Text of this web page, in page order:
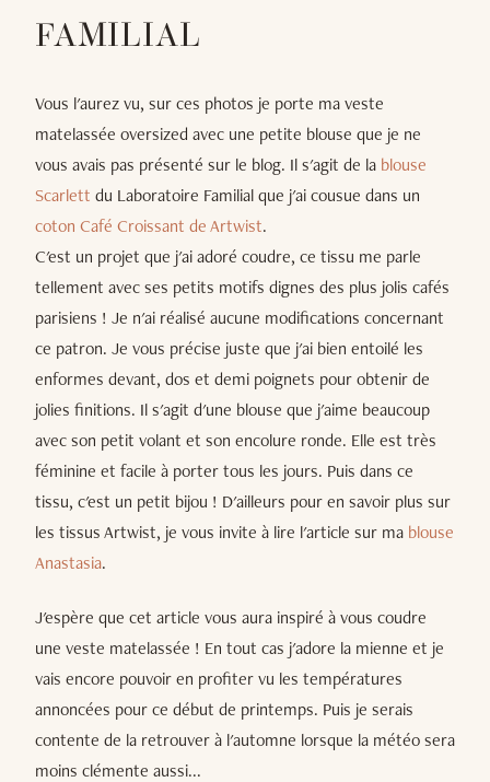
FAMILIAL
Vous l'aurez vu, sur ces photos je porte ma veste
matelassée oversized avec une petite blouse que je ne
vous avais pas présenté sur le blog. Il s'agit de la blouse
Scarlett du Laboratoire Familial que j'ai cousue dans un
coton Café Croissant de Artwist.
C'est un projet que j'ai adoré coudre, ce tissu me parle
tellement avec ses petits motifs dignes des plus jolis cafés
parisiens ! Je n'ai réalisé aucune modifications concernant
ce patron. Je vous précise juste que j'ai bien entoilé les
enformes devant, dos et demi poignets pour obtenir de
jolies finitions. Il s'agit d'une blouse que j'aime beaucoup
avec son petit volant et son encolure ronde. Elle est très
féminine et facile à porter tous les jours. Puis dans ce
tissu, c'est un petit bijou ! D'ailleurs pour en savoir plus sur
les tissus Artwist, je vous invite à lire l'article sur ma blouse
Anastasia.
J'espère que cet article vous aura inspiré à vous coudre
une veste matelassée ! En tout cas j'adore la mienne et je
vais encore pouvoir en profiter vu les températures
annoncées pour ce début de printemps. Puis je serais
contente de la retrouver à l'automne lorsque la météo sera
moins clémente aussi...